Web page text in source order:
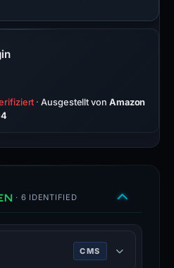
· Ausgestellt von Amazon
· 6 IDENTIFIED
CMS